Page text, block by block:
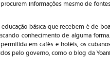
informações mesmo de fontes
básica que recebem é de boa
conhecimento de alguma forma.
em cafés e hotéis, os cubanos
pelo governo, como o blog da Yoani